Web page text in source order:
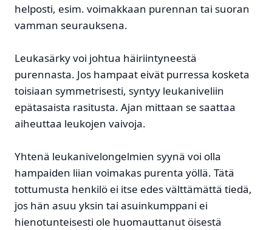
helposti, esim. voimakkaan purennan tai suoran
vamman seurauksena.
Leukasärky voi johtua häiriintyneestä
purennasta. Jos hampaat eivät purressa kosketa
toisiaan symmetrisesti, syntyy leukaniveliin
epätasaista rasitusta. Ajan mittaan se saattaa
aiheuttaa leukojen vaivoja.
Yhtenä leukanivelongelmien syynä voi olla
hampaiden liian voimakas purenta yöllä. Tätä
tottumusta henkilö ei itse edes välttämättä tiedä,
jos hän asuu yksin tai asuinkumppani ei
hienotunteisesti ole huomauttanut öisestä